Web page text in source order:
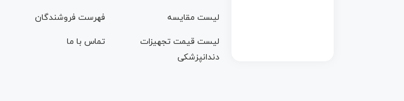
content/themes/zanbil/widgets/top-
لیست مقایسه
لیست قیمت تجهیزات
دندانپزشکی
فهرست فروشندگان
تماس با ما